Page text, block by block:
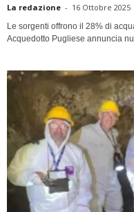
La redazione - 16 Ottobre 2025
Le sorgenti offrono il 28% di
Acquedotto Pugliese annuncia